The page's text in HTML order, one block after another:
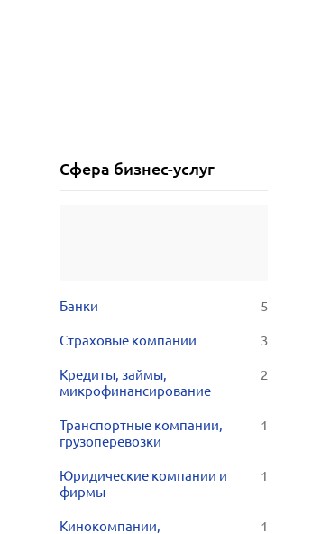
Сфера бизнес-услуг
Банки 5
Страховые компании 3
Кредиты, займы,
микрофинансирование
2
Транспортные компании,
грузоперевозки
1
Юридические компании и
фирмы
1
Кинокомпании,
1